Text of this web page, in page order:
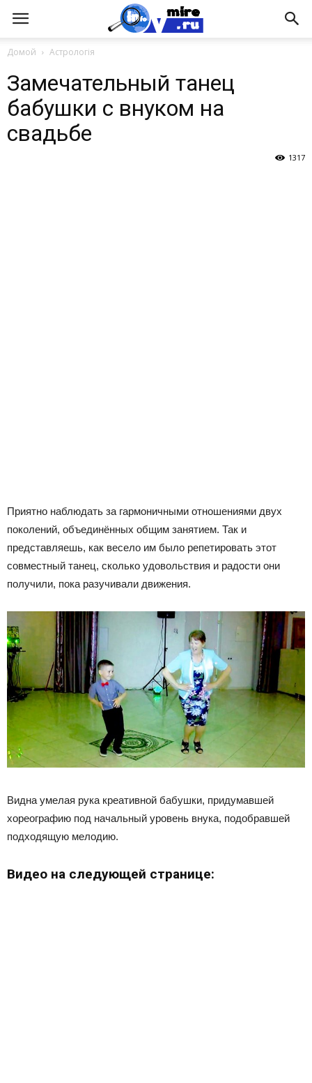
Домой Астрологія
Замечательный танец
бабушки с внуком на
свадьбе
1317
Приятно наблюдать за гармоничными отношениями двух
поколений, объединённых общим занятием. Так и
представляешь, как весело им было репетировать этот
совместный танец, сколько удовольствия и радости они
получили, пока разучивали движения.
Видна умелая рука креативной бабушки, придумавшей
хореографию под начальный уровень внука, подобравшей
подходящую мелодию.
Видео на следующей странице: